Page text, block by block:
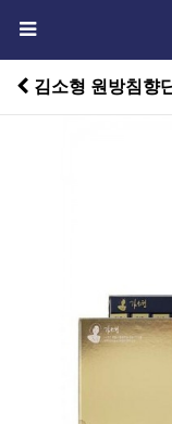
김소형 원방침향